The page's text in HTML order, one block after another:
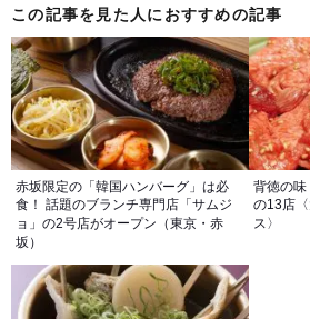
この記事を見た人におすすめの記事
赤坂限定の「韓国ハンバーグ」は必
食！ 話題のブランチ専門店「サムジ
ョ」の2号店がオープン（東京・赤
坂）
背徳の味
の13店
ス〉